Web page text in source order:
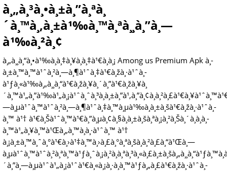
à¸„à¸³à¸•à¸±à¸”à¸ªà¸
´à¸™à¸‚à¸±à¹‰à¸™à¸ªà¸¸à¸”à¸—
à¹‰à¸²à¸¢
à¸„à¸¸à¸“à¸•à¹‰à¸­à¸‡à¸¥à¸­à¸‡à¹€à¸à¸¡ Among us Premium Apk à¸­
à¸±à¸™à¸™à¹ˆà¸²à¸—à¸¶à¹ˆà¸‡à¹€à¸žà¸·à¹ˆà¸­
à¹ƒà¸«à¹‰à¸„à¸¸à¸“à¹€à¸žà¸¥à¸´à¸”à¹€à¸žà¸¥à¸
—à¸µà¹ˆà¸™à¹ˆà¸²à¸—à¸¶à¹ˆà¸‡à¸™à¸µà¹‰à¸à¸±à¸šà¹€à¸žà¸·à¹ˆà¸­
à¸™ à¹† à¹€à¸Šà¹ˆà¸™à¹€à¸”à¸µà¸¢à¸§à¸à¸±à¸šà¸ªà¸¡à¸²à¸Šà¸´à¸à¸­à¸­
à¸™à¹„à¸¥à¸™à¹Œà¸„à¸™à¸­à¸·à¹ˆà¸™ à¹†
à¸¡à¸±à¸™à¸ˆà¸°à¹€à¸›à¹‡à¸™à¸›à¸£à¸°à¸ªà¸šà¸à¸²à¸£à¸“à¹Œà¸—
´à¸”à¸—à¸µà¹ˆà¹„à¸¡à¹ˆà¹€à¸«à¸¡à¸·à¸­à¸™à¹ƒà¸„à¸£à¹€à¸žà¸·à¹ˆà¸­